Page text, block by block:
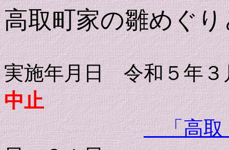
高取町家の雛めぐ
実施年月日 令和５年
中止
「高取